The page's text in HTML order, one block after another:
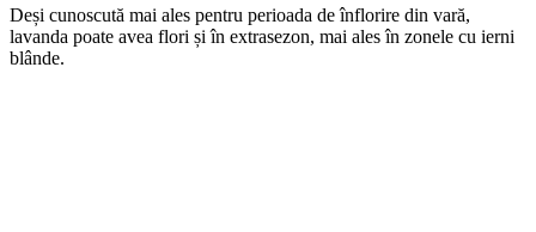
Deși cunoscută mai ales pentru perioada de înflorire din vară,
lavanda poate avea flori și în extrasezon, mai ales în zonele cu ierni
blânde.